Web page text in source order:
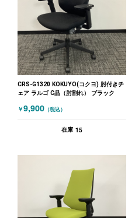
CRS-G1320 KOKUYO(コクヨ) 肘付きチ
ェア ラルゴ C品（肘割れ） ブラック
￥9,900 （税込）
在庫 15